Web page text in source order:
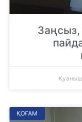
Қуаныш
ҚОҒАМ